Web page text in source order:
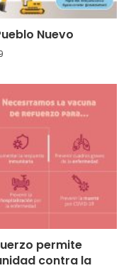
Nuevo
permite
contra la